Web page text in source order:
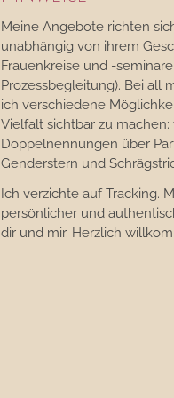
Meine Angebote richten
unabhängig von ihrem
Frauenkreise und -
Prozessbegleitung). Bei all
ich verschiedene
Vielfalt sichtbar zu machen:
Doppelnennungen über
Genderstern und
Ich verzichte auf Tracking.
persönlicher und
dir und mir. Herzlich